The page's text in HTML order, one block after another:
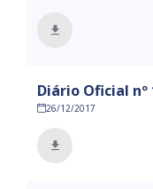
Diário Oficial nº
26/12/2017